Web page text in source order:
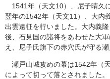
1541年（天文10）、尼子晴久
翌年の1542年（天文11）、大内
出雲遠征を行いました。大内義
後、石見国の諸将をあわせた大
え、尼子氏旗下の赤穴氏が守る
瀬戸山城攻めの幕は1542年（
によって切って落とされました。